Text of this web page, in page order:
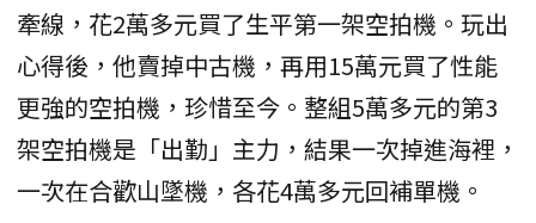
牽線，花2萬多元買了生平第一架空拍機。玩出
心得後，他賣掉中古機，再用15萬元買了性能
更強的空拍機，珍惜至今。整組5萬多元的第3
架空拍機是「出勤」主力，結果一次掉進海裡，
一次在合歡山墜機，各花4萬多元回補單機。